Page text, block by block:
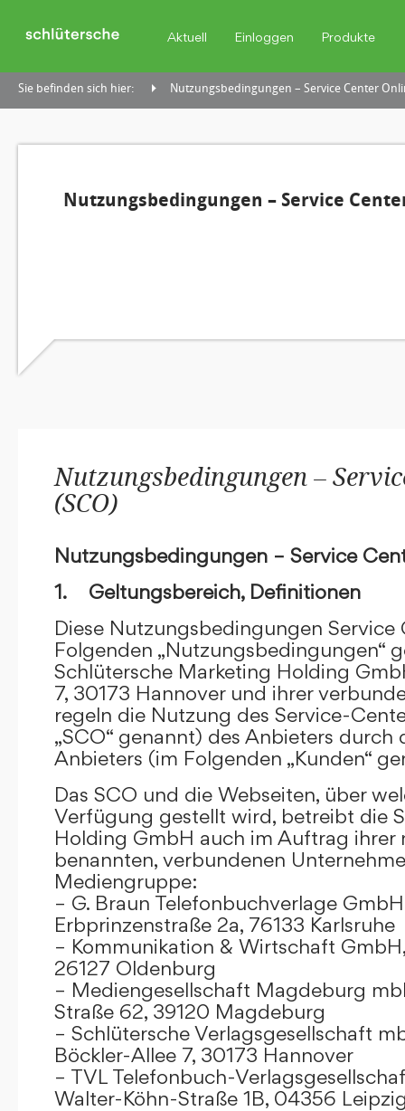
Aktuell Einloggen Produkte
Sie befinden sich hier: Nutzungsbedingungen – Service Center
Nutzungsbedingungen – Service
Nutzungsbedingungen –
(SCO)
Nutzungsbedingungen – Service
1. Geltungsbereich, Definitionen
Diese Nutzungsbedingungen Service
Folgenden „Nutzungsbedingungen“
Schlütersche Marketing Holding
7, 30173 Hannover und ihrer
regeln die Nutzung des Service-
„SCO“ genannt) des Anbieters durch
Anbieters (im Folgenden „Kunden“
Das SCO und die Webseiten, über
Verfügung gestellt wird, betreibt die
Holding GmbH auch im Auftrag ihrer
benannten, verbundenen
Mediengruppe:
– G. Braun Telefonbuchverlage GmbH
Erbprinzenstraße 2a, 76133 Karlsruhe
– Kommunikation & Wirtschaft
26127 Oldenburg
– Mediengesellschaft Magdeburg
Straße 62, 39120 Magdeburg
– Schlütersche Verlagsgesellschaft
Böckler-Allee 7, 30173 Hannover
– TVL Telefonbuch-
Walter-Köhn-Straße 1B, 04356